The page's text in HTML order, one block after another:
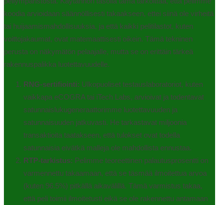
koodia arvioidaan säännöllisesti takaakseen, ettei siinä ole virheitä
tai huijaamismahdollisuuksia, ja että kaikki pelitilastot, kuten
voittojakaumat, ovat matemaattisesti oikein. Tämä tekninen
perusta on näkymätön pelaajalle, mutta se on erittäin tärkeä
rakennuspalikka luotettavuudelle.
RNG-sertifiointi: Ulkopuoliset testauslaboratoriot, kuten
vaikkapa eCOGRA tai iTech Labs, arvioivat ja todentavat
satunnaislukugeneraattorimme luotettavuuden ja
satunnaisuuden jatkuvasti. He tarkastavat miljoonia
transaktioita taatakseen, että tulokset ovat todella
satunnaisia eivätkä malleja ole mahdollista ennustaa.
RTP-tarkistus: Pelimme teoreettinen palautusprosentti on
varmennettu takaamaan, että se täsmää ilmoitettua arvoa
(kuten 96.5%) pitkällä aikavälillä. Tämä varmistus takaa,
että peli toimii ilmoitetusti eikä se ole rakennettu antamaan